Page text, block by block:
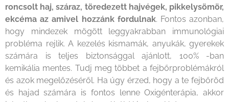
roncsolt haj, száraz, töredezett hajvégek, pikkelysömör,
ekcéma az amivel hozzánk fordulnak. Fontos azonban,
hogy mindezek mögött leggyakrabban immunológiai
probléma rejlik. A kezelés kismamák, anyukák, gyerekek
számára is teljes biztonsággal ajánlott, 100% -ban
kemikália mentes. Tudj meg többet a fejbőrproblémákról
és azok megelőzéséről. Ha úgy érzed, hogy a te fejbőröd
és hajad számára is fontos lenne Oxigénterápia, akkor